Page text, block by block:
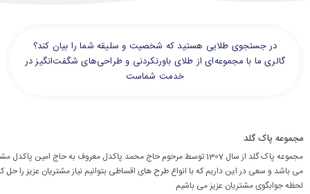
در جستجوی طلایی هستید که شخصیت و سلیقه شما را بیان کند؟
گالری ما با مجموعه‌ای از طلای باورنکردنی و طراحی‌های شگفت‌انگیز در
خدمت شماست
مجموعه پاک گلد
مجموعه پاک گلد از سال 1307 توسط مرحوم حاج محمد پاکدل معروف به حاج امین
می باشد و سعی در این داریم که با انواع طرح های اقساطی بتوانیم نیاز مشتریان عزیز را حل
لحظه جوابگوی مشتریان عزیز می باشیم